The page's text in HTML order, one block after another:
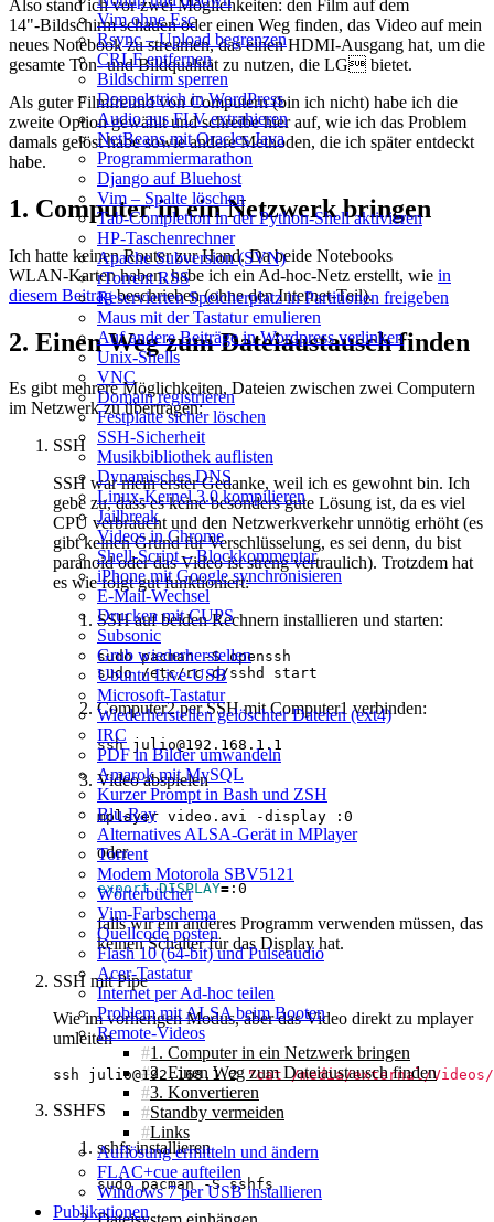
Vim ohne Esc
Rsync – Upload begrenzen
CRLF entfernen
Bildschirm sperren
Doppelstrich in WordPress
Audio aus FLV extrahieren
NetBeans mit Oracles Java
Programmiermarathon
Django auf Bluehost
Vim – Spalte löschen
Tab-Completion in der Python-Shell aktivieren
HP-Taschenrechner
Apache Subversion (SVN)
rTorrent RSS
Reservierten Speicherplatz in Partitionen freigeben
Maus mit der Tastatur emulieren
Auf andere Beiträge in Wordpress verlinken
Unix-Shells
VNC
Domain registrieren
Festplatte sicher löschen
SSH‑Sicherheit
Musikbibliothek auflisten
Dynamisches DNS
Linux‑Kernel 3.0 kompilieren
Jailbreak
Videos in Chrome
Shell‑Script – Blockkommentar
iPhone mit Google synchronisieren
E‑Mail‑Wechsel
Drucken mit CUPS
Subsonic
Grub wiederherstellen
Ubuntu Live‑USB
Microsoft‑Tastatur
Wiederherstellen gelöschter Dateien (ext4)
IRC
PDF in Bilder umwandeln
Amarok mit MySQL
Kurzer Prompt in Bash und ZSH
Blu‑Ray
Alternatives ALSA-Gerät in MPlayer
Torrent
Modem Motorola SBV5121
Wörterbücher
Vim-Farbschema
Quellcode posten
Flash 10 (64‑bit) und Pulseaudio
Acer-Tastatur
Internet per Ad-hoc teilen
Problem mit ALSA beim Booten
Remote-Videos
1. Computer in ein Netzwerk bringen
2. Einen Weg zum Dateiaustausch finden
3. Konvertieren
Standby vermeiden
Links
Auflösung ermitteln und ändern
FLAC+cue aufteilen
Windows 7 per USB installieren
Publikationen
Also stand ich vor zwei Möglichkeiten: den Film auf dem
14"‑Bildschirm schauen oder einen Weg finden, das Video auf mein
neues Notebook zu streamen, das einen HDMI‑Ausgang hat, um die
gesamte Ton‑ und Bildqualität zu nutzen, die LG bietet.
Als guter Filmfreund von Computern (bin ich nicht) habe ich die
zweite Option gewählt und schreibe hier auf, wie ich das Problem
damals gelöst habe sowie andere Methoden, die ich später entdeckt
habe.
1. Computer in ein Netzwerk bringen
Ich hatte keinen Router zur Hand. Da beide Notebooks
WLAN‑Karten haben, habe ich ein Ad‑hoc‑Netz erstellt, wie in
diesem Beitragbeschrieben (ohne den Internet‑Teil).
2. Einen Weg zum Dateiaustausch finden
Es gibt mehrere Möglichkeiten, Dateien zwischen zwei Computern
im Netzwerk zu übertragen:
SSH
SSH war mein erster Gedanke, weil ich es gewohnt bin. Ich
gebe zu, dass es keine besonders gute Lösung ist, da es viel
CPU verbraucht und den Netzwerkverkehr unnötig erhöht (es
gibt keinen Grund für Verschlüsselung, es sei denn, du bist
paranoid oder das Video ist streng vertraulich). Trotzdem hat
es wie folgt gut funktioniert:
SSH auf beiden Rechnern installieren und starten:
Computer2 per SSH mit Computer1 verbinden:
Video abspielen
oder
export DISPLAY=
falls wir ein anderes Programm verwenden müssen, das
keinen Schalter für das Display hat.
SSH mit Pipe
Wie im vorherigen Modus, aber das Video direkt zu mplayer
umleiten
ssh julio@192.168.1.2 "cat /media/external/
SSHFS
sshfs installieren